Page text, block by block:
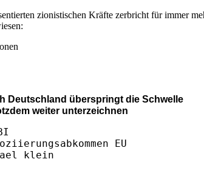
zionistischen Kräfte zerbricht für immer
Deutschland überspringt die Schwelle
weiter unterzeichnen